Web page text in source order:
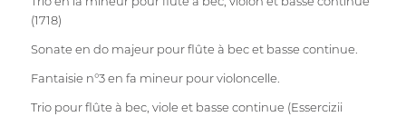
(1718)
Sonate en do majeur pour flûte à bec et basse continue.
Fantaisie n°3 en fa mineur pour violoncelle.
Trio pour flûte à bec, viole et basse continue (Essercizii